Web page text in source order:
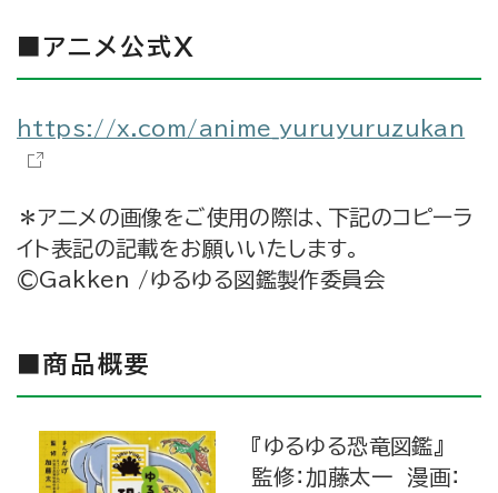
■アニメ公式X
https://x.com/anime_yuruyuruzukan
＊アニメの画像をご使用の際は、下記のコピーラ
イト表記の記載をお願いいたします。
©Gakken /ゆるゆる図鑑製作委員会
■商品概要
『ゆるゆる恐竜図鑑』
監修：加藤太一 漫画：